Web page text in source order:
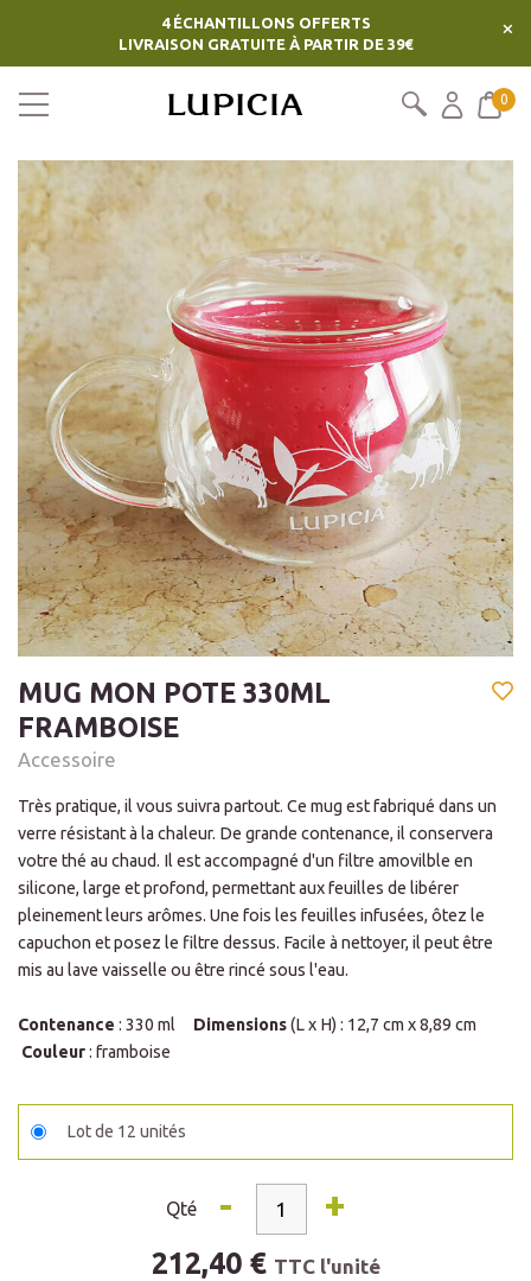
4 ÉCHANTILLONS OFFERTS
LIVRAISON GRATUITE À PARTIR DE 39€
×
0
MUG MON POTE 330ML
FRAMBOISE
Accessoire
Très pratique, il vous suivra partout. Ce mug est fabriqué dans un
verre résistant à la chaleur. De grande contenance, il conservera
votre thé au chaud. Il est accompagné d'un filtre amovilble en
silicone, large et profond, permettant aux feuilles de libérer
pleinement leurs arômes. Une fois les feuilles infusées, ôtez le
capuchon et posez le filtre dessus. Facile à nettoyer, il peut être
mis au lave vaisselle ou être rincé sous l'eau.
Contenance : 330 ml Dimensions(L x H) : 12,7 cm x 8,89 cm
Couleur: framboise
Lot de 12 unités
Qté - +
212,40 € TTC l'unité